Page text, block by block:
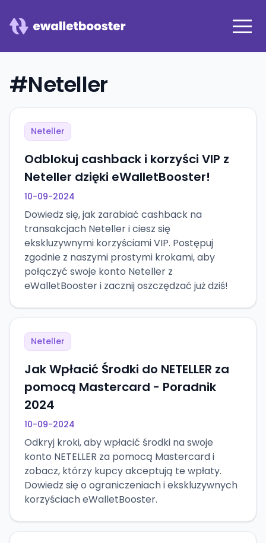
#Neteller
Neteller
Odblokuj cashback i korzyści VIP z
Neteller dzięki eWalletBooster!
10-09-2024
Dowiedz się, jak zarabiać cashback na
transakcjach Neteller i ciesz się
ekskluzywnymi korzyściami VIP. Postępuj
zgodnie z naszymi prostymi krokami, aby
połączyć swoje konto Neteller z
eWalletBooster i zacznij oszczędzać już dziś!
Neteller
Jak Wpłacić Środki do NETELLER za
pomocą Mastercard - Poradnik
2024
10-09-2024
Odkryj kroki, aby wpłacić środki na swoje
konto NETELLER za pomocą Mastercard i
zobacz, którzy kupcy akceptują te wpłaty.
Dowiedz się o ograniczeniach i ekskluzywnych
korzyściach eWalletBooster.